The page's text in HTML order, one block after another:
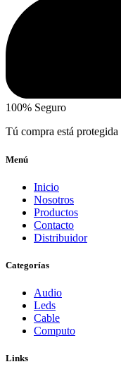
100% Seguro
Tú compra está protegida
Menú
Inicio
Nosotros
Productos
Contacto
Distribuidor
Categorías
Audio
Leds
Cable
Computo
Links